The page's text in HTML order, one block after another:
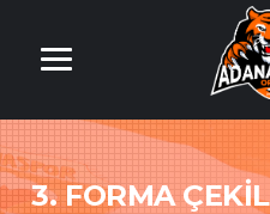
3. FORMA